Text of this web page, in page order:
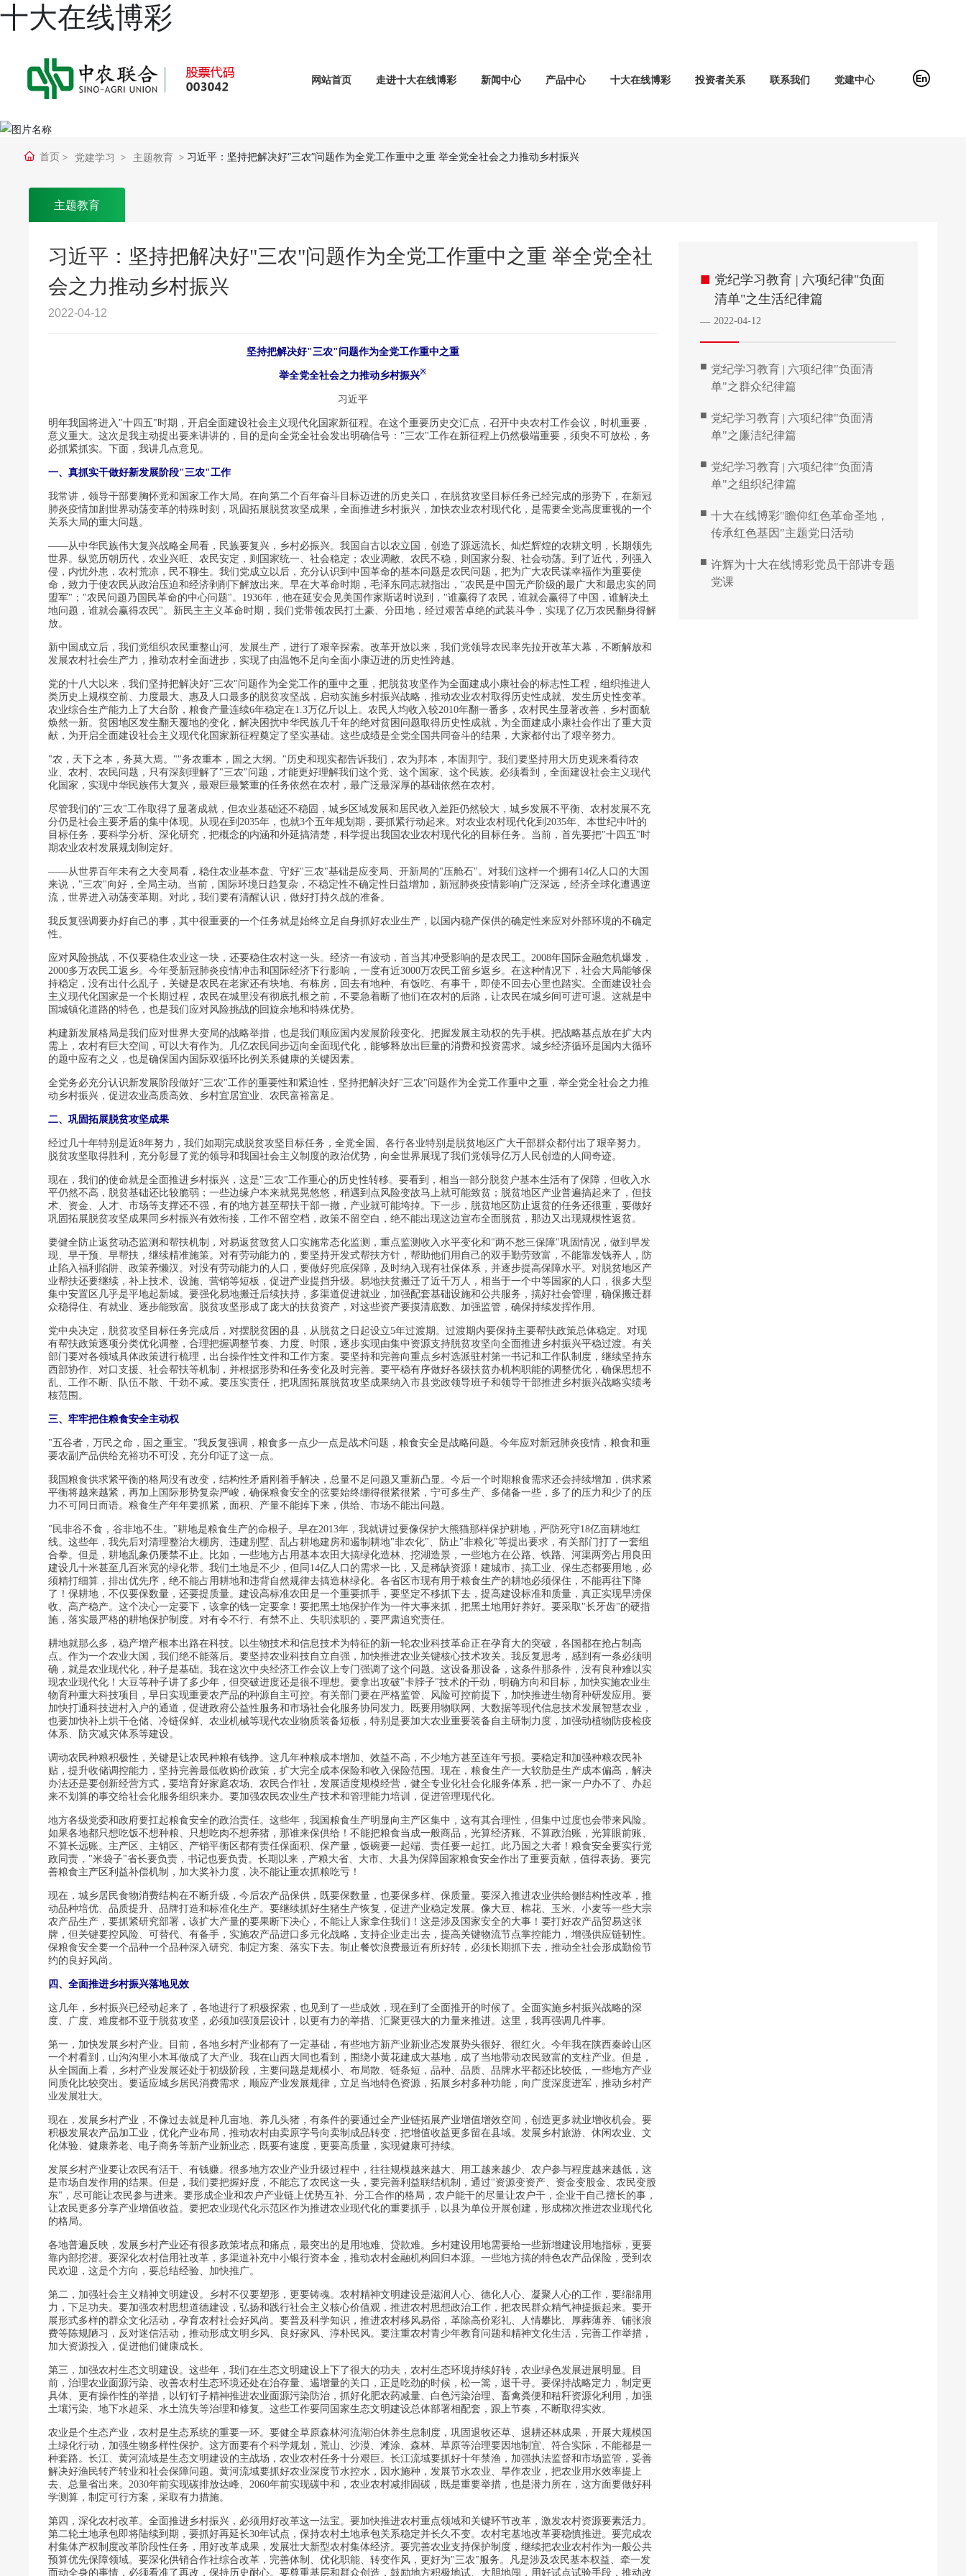
十大在线博彩
网站首页 走进十大在线博彩 新闻中心 产品中心 十大在线博彩 投资者关系 联系我们 党建中心
首页 党建学习 主题教育 习近平：坚持把解决好“三农”问题作为全党工作重中之重 举全党全社会之力推动乡村振兴
主题教育
习近平：坚持把解决好"三农"问题作为全党工作重中之重 举全党全社
会之力推动乡村振兴
2022-04-12
坚持把解决好"三农"问题作为全党工作重中之重
举全党全社会之力推动乡村振兴※
习近平
明年我国将进入"十四五"时期，开启全面建设社会主义现代化国家新征程。在这个重要历史交汇点，召开中央农村工作会议，时机重要，
意义重大。这次是我主动提出要来讲讲的，目的是向全党全社会发出明确信号："三农"工作在新征程上仍然极端重要，须臾不可放松，务
必抓紧抓实。下面，我讲几点意见。
一、真抓实干做好新发展阶段"三农"工作
我常讲，领导干部要胸怀党和国家工作大局。在向第二个百年奋斗目标迈进的历史关口，在脱贫攻坚目标任务已经完成的形势下，在新冠
肺炎疫情加剧世界动荡变革的特殊时刻，巩固拓展脱贫攻坚成果，全面推进乡村振兴，加快农业农村现代化，是需要全党高度重视的一个
关系大局的重大问题。
——从中华民族伟大复兴战略全局看，民族要复兴，乡村必振兴。我国自古以农立国，创造了源远流长、灿烂辉煌的农耕文明，长期领先
世界。纵览历朝历代，农业兴旺、农民安定，则国家统一、社会稳定；农业凋敝、农民不稳，则国家分裂、社会动荡。到了近代，列强入
侵，内忧外患，农村荒凉，民不聊生。我们党成立以后，充分认识到中国革命的基本问题是农民问题，把为广大农民谋幸福作为重要使
命，致力于使农民从政治压迫和经济剥削下解放出来。早在大革命时期，毛泽东同志就指出，"农民是中国无产阶级的最广大和最忠实的同
盟军"；"农民问题乃国民革命的中心问题"。1936年，他在延安会见美国作家斯诺时说到，"谁赢得了农民，谁就会赢得了中国，谁解决土
地问题，谁就会赢得农民"。新民主主义革命时期，我们党带领农民打土豪、分田地，经过艰苦卓绝的武装斗争，实现了亿万农民翻身得解
放。
新中国成立后，我们党组织农民重整山河、发展生产，进行了艰辛探索。改革开放以来，我们党领导农民率先拉开改革大幕，不断解放和
发展农村社会生产力，推动农村全面进步，实现了由温饱不足向全面小康迈进的历史性跨越。
党的十八大以来，我们坚持把解决好"三农"问题作为全党工作的重中之重，把脱贫攻坚作为全面建成小康社会的标志性工程，组织推进人
类历史上规模空前、力度最大、惠及人口最多的脱贫攻坚战，启动实施乡村振兴战略，推动农业农村取得历史性成就、发生历史性变革。
农业综合生产能力上了大台阶，粮食产量连续6年稳定在1.3万亿斤以上。农民人均收入较2010年翻一番多，农村民生显著改善，乡村面貌
焕然一新。贫困地区发生翻天覆地的变化，解决困扰中华民族几千年的绝对贫困问题取得历史性成就，为全面建成小康社会作出了重大贡
献，为开启全面建设社会主义现代化国家新征程奠定了坚实基础。这些成绩是全党全国共同奋斗的结果，大家都付出了艰辛努力。
"农，天下之本，务莫大焉。""务农重本，国之大纲。"历史和现实都告诉我们，农为邦本，本固邦宁。我们要坚持用大历史观来看待农
业、农村、农民问题，只有深刻理解了"三农"问题，才能更好理解我们这个党、这个国家、这个民族。必须看到，全面建设社会主义现代
化国家，实现中华民族伟大复兴，最艰巨最繁重的任务依然在农村，最广泛最深厚的基础依然在农村。
尽管我们的"三农"工作取得了显著成就，但农业基础还不稳固，城乡区域发展和居民收入差距仍然较大，城乡发展不平衡、农村发展不充
分仍是社会主要矛盾的集中体现。从现在到2035年，也就3个五年规划期，要抓紧行动起来。对农业农村现代化到2035年、本世纪中叶的
目标任务，要科学分析、深化研究，把概念的内涵和外延搞清楚，科学提出我国农业农村现代化的目标任务。当前，首先要把"十四五"时
期农业农村发展规划制定好。
——从世界百年未有之大变局看，稳住农业基本盘、守好"三农"基础是应变局、开新局的"压舱石"。对我们这样一个拥有14亿人口的大国
来说，"三农"向好，全局主动。当前，国际环境日趋复杂，不稳定性不确定性日益增加，新冠肺炎疫情影响广泛深远，经济全球化遭遇逆
流，世界进入动荡变革期。对此，我们要有清醒认识，做好打持久战的准备。
我反复强调要办好自己的事，其中很重要的一个任务就是始终立足自身抓好农业生产，以国内稳产保供的确定性来应对外部环境的不确定
性。
应对风险挑战，不仅要稳住农业这一块，还要稳住农村这一头。经济一有波动，首当其冲受影响的是农民工。2008年国际金融危机爆发，
2000多万农民工返乡。今年受新冠肺炎疫情冲击和国际经济下行影响，一度有近3000万农民工留乡返乡。在这种情况下，社会大局能够保
持稳定，没有出什么乱子，关键是农民在老家还有块地、有栋房，回去有地种、有饭吃、有事干，即使不回去心里也踏实。全面建设社会
主义现代化国家是一个长期过程，农民在城里没有彻底扎根之前，不要急着断了他们在农村的后路，让农民在城乡间可进可退。这就是中
国城镇化道路的特色，也是我们应对风险挑战的回旋余地和特殊优势。
构建新发展格局是我们应对世界大变局的战略举措，也是我们顺应国内发展阶段变化、把握发展主动权的先手棋。把战略基点放在扩大内
需上，农村有巨大空间，可以大有作为。几亿农民同步迈向全面现代化，能够释放出巨量的消费和投资需求。城乡经济循环是国内大循环
的题中应有之义，也是确保国内国际双循环比例关系健康的关键因素。
全党务必充分认识新发展阶段做好"三农"工作的重要性和紧迫性，坚持把解决好"三农"问题作为全党工作重中之重，举全党全社会之力推
动乡村振兴，促进农业高质高效、乡村宜居宜业、农民富裕富足。
二、巩固拓展脱贫攻坚成果
经过几十年特别是近8年努力，我们如期完成脱贫攻坚目标任务，全党全国、各行各业特别是脱贫地区广大干部群众都付出了艰辛努力。
脱贫攻坚取得胜利，充分彰显了党的领导和我国社会主义制度的政治优势，向全世界展现了我们党领导亿万人民创造的人间奇迹。
现在，我们的使命就是全面推进乡村振兴，这是"三农"工作重心的历史性转移。要看到，相当一部分脱贫户基本生活有了保障，但收入水
平仍然不高，脱贫基础还比较脆弱；一些边缘户本来就晃晃悠悠，稍遇到点风险变故马上就可能致贫；脱贫地区产业普遍搞起来了，但技
术、资金、人才、市场等支撑还不强，有的地方甚至帮扶干部一撤，产业就可能垮掉。下一步，脱贫地区防止返贫的任务还很重，要做好
巩固拓展脱贫攻坚成果同乡村振兴有效衔接，工作不留空档，政策不留空白，绝不能出现这边宣布全面脱贫，那边又出现规模性返贫。
要健全防止返贫动态监测和帮扶机制，对易返贫致贫人口实施常态化监测，重点监测收入水平变化和"两不愁三保障"巩固情况，做到早发
现、早干预、早帮扶，继续精准施策。对有劳动能力的，要坚持开发式帮扶方针，帮助他们用自己的双手勤劳致富，不能靠发钱养人，防
止陷入福利陷阱、政策养懒汉。对没有劳动能力的人口，要做好兜底保障，及时纳入现有社保体系，并逐步提高保障水平。对脱贫地区产
业帮扶还要继续，补上技术、设施、营销等短板，促进产业提挡升级。易地扶贫搬迁了近千万人，相当于一个中等国家的人口，很多大型
集中安置区几乎是平地起新城。要强化易地搬迁后续扶持，多渠道促进就业，加强配套基础设施和公共服务，搞好社会管理，确保搬迁群
众稳得住、有就业、逐步能致富。脱贫攻坚形成了庞大的扶贫资产，对这些资产要摸清底数、加强监管，确保持续发挥作用。
党中央决定，脱贫攻坚目标任务完成后，对摆脱贫困的县，从脱贫之日起设立5年过渡期。过渡期内要保持主要帮扶政策总体稳定。对现
有帮扶政策逐项分类优化调整，合理把握调整节奏、力度、时限，逐步实现由集中资源支持脱贫攻坚向全面推进乡村振兴平稳过渡。有关
部门要对各领域具体政策进行梳理，出台操作性文件和工作方案。要坚持和完善向重点乡村选派驻村第一书记和工作队制度，继续坚持东
西部协作、对口支援、社会帮扶等机制，并根据形势和任务变化及时完善。要平稳有序做好各级扶贫办机构职能的调整优化，确保思想不
乱、工作不断、队伍不散、干劲不减。要压实责任，把巩固拓展脱贫攻坚成果纳入市县党政领导班子和领导干部推进乡村振兴战略实绩考
核范围。
三、牢牢把住粮食安全主动权
"五谷者，万民之命，国之重宝。"我反复强调，粮食多一点少一点是战术问题，粮食安全是战略问题。今年应对新冠肺炎疫情，粮食和重
要农副产品供给充裕功不可没，充分印证了这一点。
我国粮食供求紧平衡的格局没有改变，结构性矛盾刚着手解决，总量不足问题又重新凸显。今后一个时期粮食需求还会持续增加，供求紧
平衡将越来越紧，再加上国际形势复杂严峻，确保粮食安全的弦要始终绷得很紧很紧，宁可多生产、多储备一些，多了的压力和少了的压
力不可同日而语。粮食生产年年要抓紧，面积、产量不能掉下来，供给、市场不能出问题。
"民非谷不食，谷非地不生。"耕地是粮食生产的命根子。早在2013年，我就讲过要像保护大熊猫那样保护耕地，严防死守18亿亩耕地红
线。这些年，我先后对清理整治大棚房、违建别墅、乱占耕地建房和遏制耕地"非农化"、防止"非粮化"等提出要求，有关部门打了一套组
合拳。但是，耕地乱象仍屡禁不止。比如，一些地方占用基本农田大搞绿化造林、挖湖造景，一些地方在公路、铁路、河渠两旁占用良田
建设几十米甚至几百米宽的绿化带。我们土地是不少，但同14亿人口的需求一比，又是稀缺资源！建城市、搞工业、保生态都要用地，必
须精打细算，排出优先序，绝不能占用耕地和违背自然规律去搞造林绿化。各省区市现有用于粮食生产的耕地必须保住，不能再往下降
了！保耕地，不仅要保数量，还要提质量。建设高标准农田是一个重要抓手，要坚定不移抓下去，提高建设标准和质量，真正实现旱涝保
收、高产稳产。这个决心一定要下，该拿的钱一定要拿！要把黑土地保护作为一件大事来抓，把黑土地用好养好。要采取"长牙齿"的硬措
施，落实最严格的耕地保护制度。对有令不行、有禁不止、失职渎职的，要严肃追究责任。
耕地就那么多，稳产增产根本出路在科技。以生物技术和信息技术为特征的新一轮农业科技革命正在孕育大的突破，各国都在抢占制高
点。作为一个农业大国，我们绝不能落后。要坚持农业科技自立自强，加快推进农业关键核心技术攻关。我反复思考，感到有一条必须明
确，就是农业现代化，种子是基础。我在这次中央经济工作会议上专门强调了这个问题。这设备那设备，这条件那条件，没有良种难以实
现农业现代化！大豆等种子讲了多少年，但突破进度还是很不理想。要拿出攻破"卡脖子"技术的干劲，明确方向和目标，加快实施农业生
物育种重大科技项目，早日实现重要农产品的种源自主可控。有关部门要在严格监管、风险可控前提下，加快推进生物育种研发应用。要
加快打通科技进村入户的通道，促进政府公益性服务和市场社会化服务协同发力。既要用物联网、大数据等现代信息技术发展智慧农业，
也要加快补上烘干仓储、冷链保鲜、农业机械等现代农业物质装备短板，特别是要加大农业重要装备自主研制力度，加强动植物防疫检疫
体系、防灾减灾体系等建设。
调动农民种粮积极性，关键是让农民种粮有钱挣。这几年种粮成本增加、效益不高，不少地方甚至连年亏损。要稳定和加强种粮农民补
贴，提升收储调控能力，坚持完善最低收购价政策，扩大完全成本保险和收入保险范围。现在，粮食生产一大软肋是生产成本偏高，解决
办法还是要创新经营方式，要培育好家庭农场、农民合作社，发展适度规模经营，健全专业化社会化服务体系，把一家一户办不了、办起
来不划算的事交给社会化服务组织来办。要加强农民农业生产技术和管理能力培训，促进管理现代化。
地方各级党委和政府要扛起粮食安全的政治责任。这些年，我国粮食生产明显向主产区集中，这有其合理性，但集中过度也会带来风险。
如果各地都只想吃饭不想种粮、只想吃肉不想养猪，那谁来保供给！不能把粮食当成一般商品，光算经济账、不算政治账，光算眼前账、
不算长远账。主产区、主销区、产销平衡区都有责任保面积、保产量，饭碗要一起端、责任要一起扛。此乃国之大者！粮食安全要实行党
政同责，"米袋子"省长要负责，书记也要负责。长期以来，产粮大省、大市、大县为保障国家粮食安全作出了重要贡献，值得表扬。要完
善粮食主产区利益补偿机制，加大奖补力度，决不能让重农抓粮吃亏！
现在，城乡居民食物消费结构在不断升级，今后农产品保供，既要保数量，也要保多样、保质量。要深入推进农业供给侧结构性改革，推
动品种培优、品质提升、品牌打造和标准化生产。要继续抓好生猪生产恢复，促进产业稳定发展。像大豆、棉花、玉米、小麦等一些大宗
农产品生产，要抓紧研究部署，该扩大产量的要果断下决心，不能让人家拿住我们！这是涉及国家安全的大事！要打好农产品贸易这张
牌，但关键要控风险、可替代、有备手，实施农产品进口多元化战略，支持企业走出去，提高关键物流节点掌控能力，增强供应链韧性。
保粮食安全要一个品种一个品种深入研究、制定方案、落实下去。制止餐饮浪费最近有所好转，必须长期抓下去，推动全社会形成勤俭节
约的良好风尚。
四、全面推进乡村振兴落地见效
这几年，乡村振兴已经动起来了，各地进行了积极探索，也见到了一些成效，现在到了全面推开的时候了。全面实施乡村振兴战略的深
度、广度、难度都不亚于脱贫攻坚，必须加强顶层设计，以更有力的举措、汇聚更强大的力量来推进。这里，我再强调几件事。
第一，加快发展乡村产业。目前，各地乡村产业都有了一定基础，有些地方新产业新业态发展势头很好、很红火。今年我在陕西秦岭山区
一个村看到，山沟沟里小木耳做成了大产业。我在山西大同也看到，围绕小黄花建成大基地，成了当地带动农民致富的支柱产业。但是，
从全国面上看，乡村产业发展还处于初级阶段，主要问题是规模小、布局散、链条短，品种、品质、品牌水平都还比较低，一些地方产业
同质化比较突出。要适应城乡居民消费需求，顺应产业发展规律，立足当地特色资源，拓展乡村多种功能，向广度深度进军，推动乡村产
业发展壮大。
现在，发展乡村产业，不像过去就是种几亩地、养几头猪，有条件的要通过全产业链拓展产业增值增效空间，创造更多就业增收机会。要
积极发展农产品加工业，优化产业布局，推动农村由卖原字号向卖制成品转变，把增值收益更多留在县域。发展乡村旅游、休闲农业、文
化体验、健康养老、电子商务等新产业新业态，既要有速度，更要高质量，实现健康可持续。
发展乡村产业要让农民有活干、有钱赚。很多地方农业产业升级过程中，往往规模越来越大、用工越来越少、农户参与程度越来越低，这
是市场自发作用的结果。但是，我们要把握好度，不能忘了农民这一头，要完善利益联结机制，通过"资源变资产、资金变股金、农民变股
东"，尽可能让农民参与进来。要形成企业和农户产业链上优势互补、分工合作的格局，农户能干的尽量让农户干，企业干自己擅长的事，
让农民更多分享产业增值收益。要把农业现代化示范区作为推进农业现代化的重要抓手，以县为单位开展创建，形成梯次推进农业现代化
的格局。
各地普遍反映，发展乡村产业还有很多政策堵点和痛点，最突出的是用地难、贷款难。乡村建设用地需要给一些新增建设用地指标，更要
靠内部挖潜。要深化农村信用社改革，多渠道补充中小银行资本金，推动农村金融机构回归本源。一些地方搞的特色农产品保险，受到农
民欢迎，这是个方向，要总结经验、加快推广。
第二，加强社会主义精神文明建设。乡村不仅要塑形，更要铸魂。农村精神文明建设是滋润人心、德化人心、凝聚人心的工作，要绵绵用
力，下足功夫。要加强农村思想道德建设，弘扬和践行社会主义核心价值观，推进农村思想政治工作，把农民群众精气神提振起来。要开
展形式多样的群众文化活动，孕育农村社会好风尚。要普及科学知识，推进农村移风易俗，革除高价彩礼、人情攀比、厚葬薄养、铺张浪
费等陈规陋习，反对迷信活动，推动形成文明乡风、良好家风、淳朴民风。要注重农村青少年教育问题和精神文化生活，完善工作举措，
加大资源投入，促进他们健康成长。
第三，加强农村生态文明建设。这些年，我们在生态文明建设上下了很大的功夫，农村生态环境持续好转，农业绿色发展进展明显。目
前，治理农业面源污染、改善农村生态环境还处在治存量、遏增量的关口，正是吃劲的时候，松一篙，退千寻。要保持战略定力，制定更
具体、更有操作性的举措，以钉钉子精神推进农业面源污染防治，抓好化肥农药减量、白色污染治理、畜禽粪便和秸秆资源化利用，加强
土壤污染、地下水超采、水土流失等治理和修复。这些工作要同国家生态文明建设总体部署相配套，跟上节奏，不断取得实效。
农业是个生态产业，农村是生态系统的重要一环。要健全草原森林河流湖泊休养生息制度，巩固退牧还草、退耕还林成果，开展大规模国
土绿化行动，加强生物多样性保护。这方面要有个科学规划，荒山、沙漠、滩涂、森林、草原等治理要因地制宜、符合实际，不能都是一
种套路。长江、黄河流域是生态文明建设的主战场，农业农村任务十分艰巨。长江流域要抓好十年禁渔，加强执法监督和市场监管，妥善
解决好渔民转产转业和社会保障问题。黄河流域要抓好农业深度节水控水，因水施种，发展节水农业、旱作农业，把农业用水效率提上
去、总量省出来。2030年前实现碳排放达峰、2060年前实现碳中和，农业农村减排固碳，既是重要举措，也是潜力所在，这方面要做好科
学测算，制定可行方案，采取有力措施。
第四，深化农村改革。全面推进乡村振兴，必须用好改革这一法宝。要加快推进农村重点领域和关键环节改革，激发农村资源要素活力。
第二轮土地承包即将陆续到期，要抓好再延长30年试点，保持农村土地承包关系稳定并长久不变。农村宅基地改革要稳慎推进。要完成农
村集体产权制度改革阶段性任务，用好改革成果，发展壮大新型农村集体经济。要完善农业支持保护制度，继续把农业农村作为一般公共
预算优先保障领域。要深化供销合作社综合改革，完善体制、优化职能、转变作风，更好为"三农"服务。凡是涉及农民基本权益、牵一发
而动全身的事情，必须看准了再改，保持历史耐心。要尊重基层和群众创造，鼓励地方积极地试、大胆地闯，用好试点试验手段，推动改
■ 党纪学习教育 | 六项纪律"负面
清单"之生活纪律篇
— 2022-04-12
■ 党纪学习教育 | 六项纪律"负面清
单"之群众纪律篇
■ 党纪学习教育 | 六项纪律"负面清
单"之廉洁纪律篇
■ 党纪学习教育 | 六项纪律"负面清
单"之组织纪律篇
■ 十大在线博彩"瞻仰红色革命圣地，
传承红色基因"主题党日活动
■ 许辉为十大在线博彩党员干部讲专题
党课